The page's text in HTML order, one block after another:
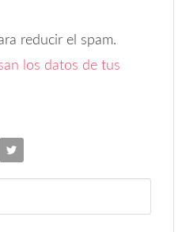
reducir el spam.
los datos de tus